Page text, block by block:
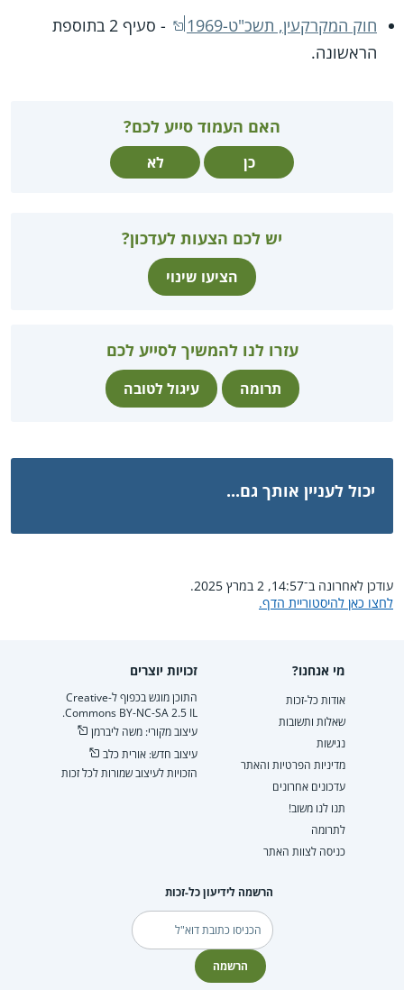
חוק המקרקעין, תשכ"ט-1969
- סעיף 2 בתוספת
הראשונה.
האם העמוד סייע לכם?
כן לא
יש לכם הצעות לעדכון?
הציעו שינוי
עזרו לנו להמשיך לסייע לכם
תרומה עיגול לטובה
יכול לעניין אותך גם...
עודכן לאחרונה ב־14:57, 2 במרץ 2025.
לחצו כאן להיסטוריית הדף.
מי אנחנו?
אודות כל-זכות
שאלות ותשובות
נגישות
מדיניות הפרטיות והאתר
עדכונים אחרונים
תנו לנו משוב!
לתרומה
כניסה לצוות האתר
זכויות יוצרים
התוכן מוגש בכפוף ל-Creative
Commons BY-NC-SA 2.5 IL.
עיצוב מקורי: משה ליברמן
עיצוב חדש: אורית כלב
הזכויות לעיצוב שמורות לכל זכות
הרשמה לידיעון כל-זכות
דוא"ל
הרשמה